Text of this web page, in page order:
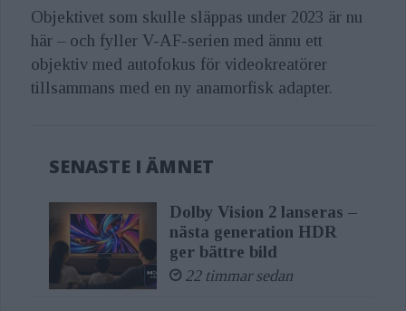
Objektivet som skulle släppas under 2023 är nu
här – och fyller V-AF-serien med ännu ett
objektiv med autofokus för videokreatörer
tillsammans med en ny anamorfisk adapter.
SENASTE I ÄMNET
Dolby Vision 2 lanseras –
nästa generation HDR
ger bättre bild
22 timmar sedan